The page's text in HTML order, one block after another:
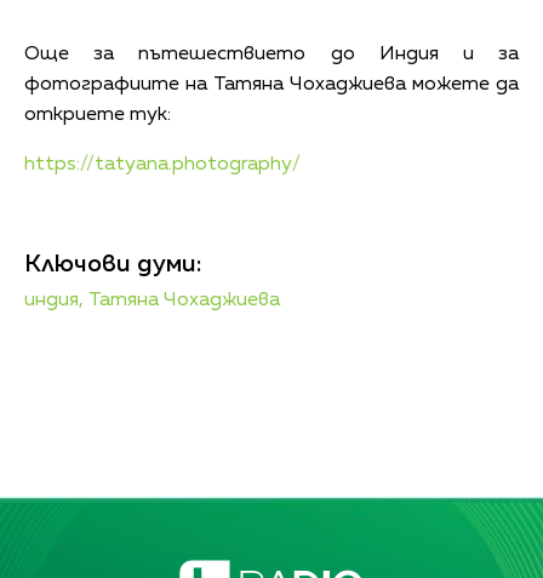
Още за пътешествието до Индия и за
фотографиите на Татяна Чохаджиева можете да
откриете тук:
https://tatyana.photography/
Ключови думи:
индия, Татяна Чохаджиева